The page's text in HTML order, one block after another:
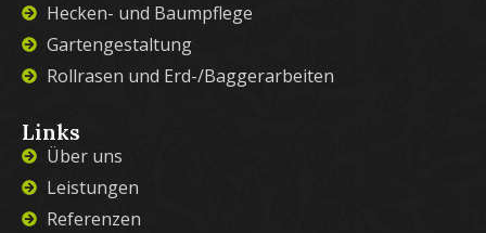
Hecken- und Baumpflege
Gartengestaltung
Rollrasen und Erd-/Baggerarbeiten
Links
Über uns
Leistungen
Referenzen